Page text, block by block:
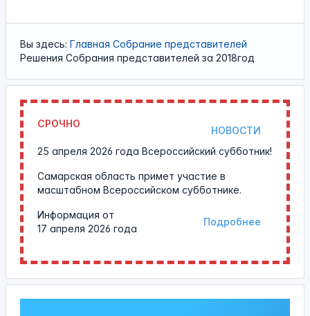
Вы здесь: Главная Собрание представителей
Решения Собрания представителей за 2018год
СРОЧНО
НОВОСТИ
25 апреля 2026 года Всероссийский субботник!
Самарская область примет участие в
масштабном Всероссийском субботнике.
Подробнее
Информация от
17 апреля 2026 года